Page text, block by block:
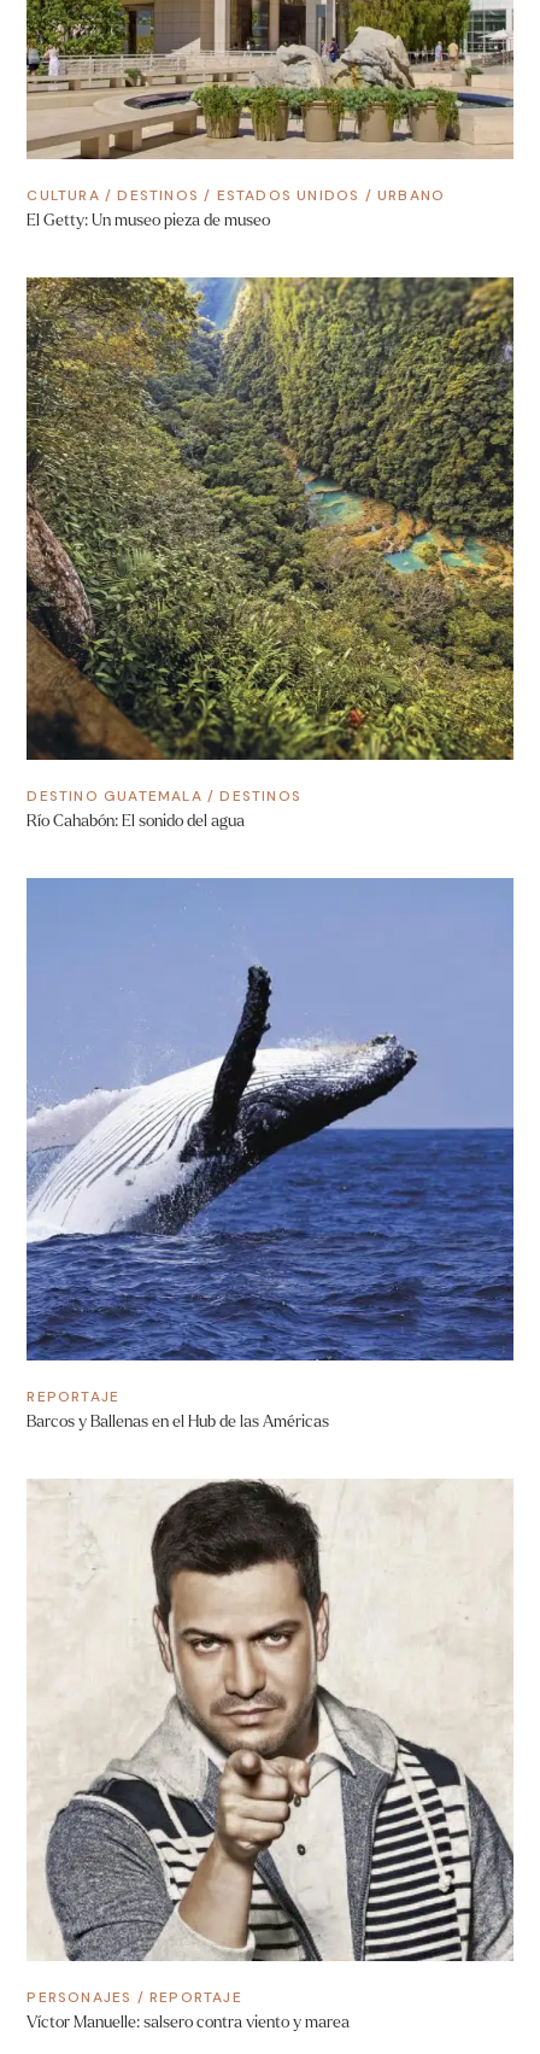
CULTURA /DESTINOS / ESTADOS UNIDOS /URBANO
El Getty: Un museo pieza de museo
DESTINO GUATEMALA /DESTINOS
Río Cahabón: El sonido del agua
REPORTAJE
Barcos y Ballenas en el Hub de las Américas
PERSONAJES /REPORTAJE
Víctor Manuelle: salsero contra viento y marea